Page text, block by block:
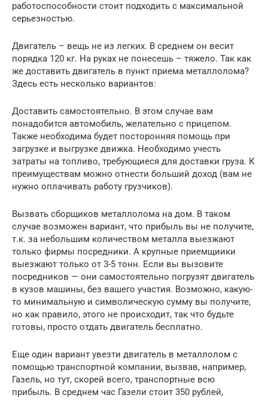
работоспособности стоит подходить с максимальной
серьезностью.
Двигатель – вещь не из легких. В среднем он весит
порядка 120 кг. На руках не понесешь – тяжело. Так как
же доставить двигатель в пункт приема металлолома?
Здесь есть несколько вариантов:
Доставить самостоятельно. В этом случае вам
понадобится автомобиль, желательно с прицепом.
Также необходима будет посторонняя помощь при
загрузке и выгрузке движка. Необходимо учесть
затраты на топливо, требующиеся для доставки груза. К
преимуществам можно отнести больший доход (вам не
нужно оплачивать работу грузчиков).
Вызвать сборщиков металлолома на дом. В таком
случае возможен вариант, что прибыль вы не получите,
т.к. за небольшим количеством металла выезжают
только фирмы посредники. А крупные приемщиики
выезжают только от 3-5 тонн. Если вы вызовите
посредников — они самостоятельно погрузят двигатель
в кузов машины, без вашего участия. Возможно, какую-
то минимальную и символическую сумму вы получите,
но как правило, этого не происходит, так что будьте
готовы, просто отдать двигатель бесплатно.
Еще один вариант увезти двигатель в металлолом с
помощью транспортной компании, вызвав, например,
Газель, но тут, скорей всего, транспортные всю
прибыль. В среднем час Газели стоит 350 рублей,